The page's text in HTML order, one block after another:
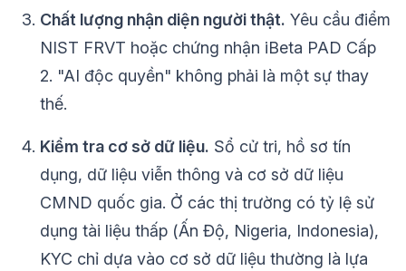
Chất lượng nhận diện người thật. Yêu cầu điểm
NIST FRVT hoặc chứng nhận iBeta PAD Cấp
2. "AI độc quyền" không phải là một sự thay
thế.
Kiểm tra cơ sở dữ liệu. Sổ cử tri, hồ sơ tín
dụng, dữ liệu viễn thông và cơ sở dữ liệu
CMND quốc gia. Ở các thị trường có tỷ lệ sử
dụng tài liệu thấp (Ấn Độ, Nigeria, Indonesia),
KYC chỉ dựa vào cơ sở dữ liệu thường là lựa